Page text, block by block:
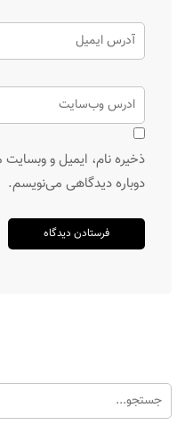
ذخیره نام، ایمیل و
دوباره دیدگاهی می‌نویسم.